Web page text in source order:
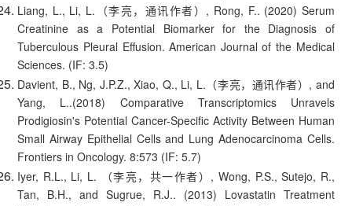
Liang, L., Li, L.（李亮，通讯作者）, Rong, F.. (2020) Serum
Creatinine as a Potential Biomarker for the Diagnosis of
Tuberculous Pleural Effusion. American Journal of the Medical
Sciences. (IF: 3.5)
Davient, B., Ng, J.P.Z., Xiao, Q., Li, L.（李亮，通讯作者）, and
Yang, L..(2018) Comparative Transcriptomics Unravels
Prodigiosin's Potential Cancer-Specific Activity Between Human
Small Airway Epithelial Cells and Lung Adenocarcinoma Cells.
Frontiers in Oncology. 8:573 (IF: 5.7)
Iyer, R.L., Li, L. （李亮，共一作者）, Wong, P.S., Sutejo, R.,
Tan, B.H., and Sugrue, R.J.. (2013) Lovastatin Treatment